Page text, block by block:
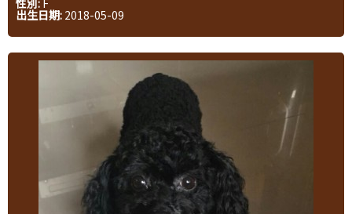
性別: F
出生日期: 2018-05-09